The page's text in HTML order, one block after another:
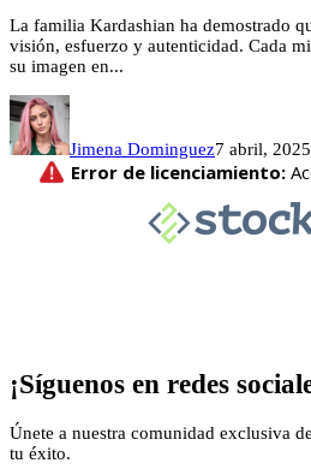
La familia Kardashian ha demostrado
visión, esfuerzo y autenticidad. Cada
su imagen en...
Jimena Dominguez7 abril, 2025
¡Síguenos en redes
Únete a nuestra comunidad exclusiva
tu éxito.